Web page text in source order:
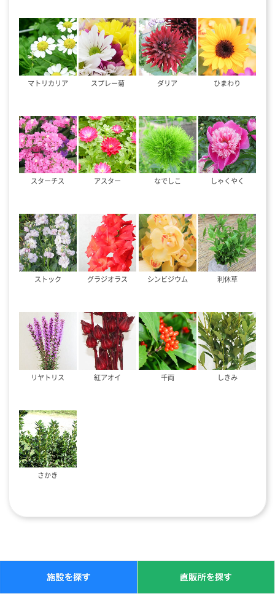
マトリカリア スプレー菊 ダリア ひまわり
スターチス アスター なでしこ しゃくやく
ストック グラジオラス シンビジウム 利休草
リヤトリス 紅アオイ 千両 しきみ
さかき